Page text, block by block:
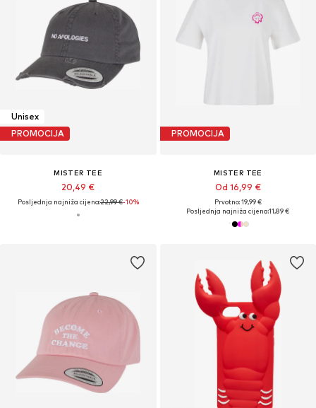
Unisex
PROMOCIJA
MISTER TEE
20,49 €
Posljednja najniža cijena:22,99 €-10%
PROMOCIJA
MISTER TEE
Od 16,99 €
Prvotno: 19,99 €
Posljednja najniža cijena:11,89 €